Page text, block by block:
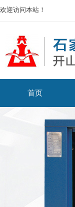
欢迎访问本站！
首页